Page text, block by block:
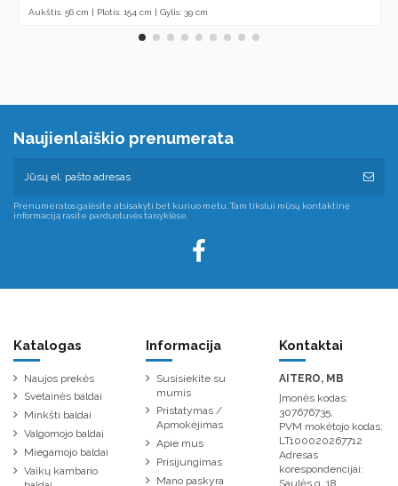
Aukštis: 56 cm | Plotis: 154 cm | Gylis: 39 cm
Naujienlaiškio prenumerata
Prenumeratos galėsite atsisakyti bet kuriuo metu. Tam tikslui mūsų kontaktinę
informaciją rasite parduotuvės taisyklėse.
Katalogas
Naujos prekės
Svetainės baldai
Minkšti baldai
Valgomojo baldai
Miegamojo baldai
Vaikų kambario
Informacija
Susisiekite su
mumis
Pristatymas /
Apmokėjimas
Apie mus
Prisijungimas
Mano paskyra
Kontaktai
AITERO, MB
Įmonės kodas:
307676735,
PVM mokėtojo kodas:
LT100020267712
Adresas
korespondencijai:
Saulės g. 18,